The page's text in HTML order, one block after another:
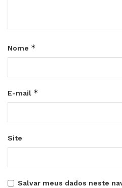
Nome *
E-mail *
Site
Salvar meus dados neste